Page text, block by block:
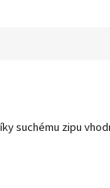
suchému zipu